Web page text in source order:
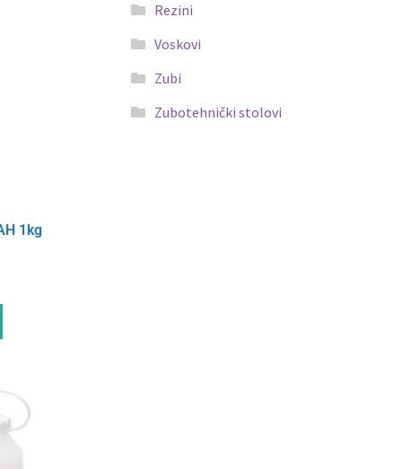
1kg
Rezini
Voskovi
Zubi
Zubotehnički stolovi